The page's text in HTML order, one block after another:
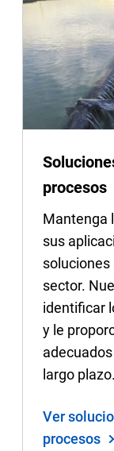
procesos
Mantenga
sus
soluciones
sector.
identificar
y le
largo plazo.
Ver
procesos